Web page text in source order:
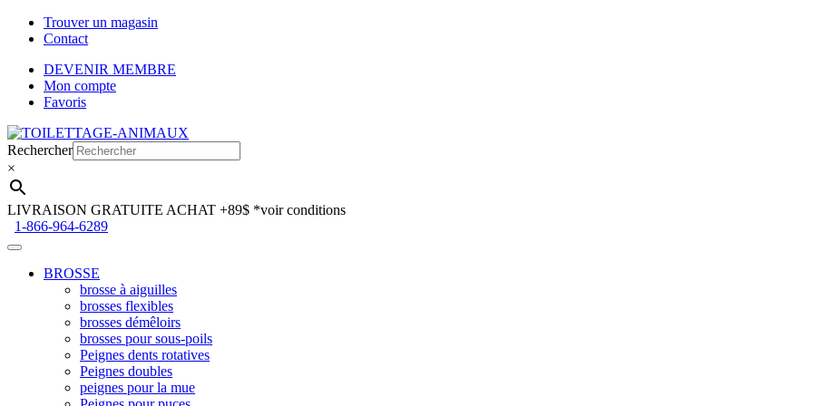
Trouver un magasin
Contact
DEVENIR MEMBRE
Mon compte
Favoris
Aller
à
la
navigation
Aller
au
contenu
Rechercher
×
LIVRAISON GRATUITE ACHAT +89$ *voir conditions
1-866-964-6289
BROSSE
brosse à aiguilles
brosses flexibles
brosses démêloirs
brosses pour sous-poils
Peignes dents rotatives
Peignes doubles
peignes pour la mue